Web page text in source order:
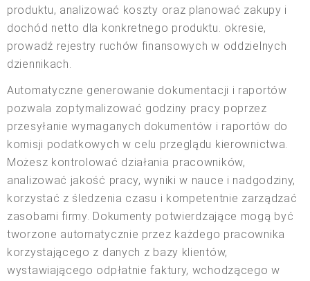
produktu, analizować koszty oraz planować zakupy i
dochód netto dla konkretnego produktu. okresie,
prowadź rejestry ruchów finansowych w oddzielnych
dziennikach.
Automatyczne generowanie dokumentacji i raportów
pozwala zoptymalizować godziny pracy poprzez
przesyłanie wymaganych dokumentów i raportów do
komisji podatkowych w celu przeglądu kierownictwa.
Możesz kontrolować działania pracowników,
analizować jakość pracy, wyniki w nauce i nadgodziny,
korzystać z śledzenia czasu i kompetentnie zarządzać
zasobami firmy. Dokumenty potwierdzające mogą być
tworzone automatycznie przez każdego pracownika
korzystającego z danych z bazy klientów,
wystawiającego odpłatnie faktury, wchodzącego w